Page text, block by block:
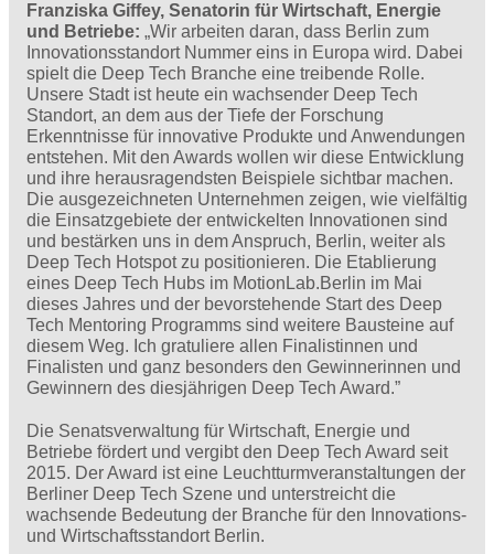
Franziska Giffey, Senatorin für Wirtschaft, Energie
und Betriebe: „Wir arbeiten daran, dass Berlin zum
Innovationsstandort Nummer eins in Europa wird. Dabei
spielt die Deep Tech Branche eine treibende Rolle.
Unsere Stadt ist heute ein wachsender Deep Tech
Standort, an dem aus der Tiefe der Forschung
Erkenntnisse für innovative Produkte und Anwendungen
entstehen. Mit den Awards wollen wir diese Entwicklung
und ihre herausragendsten Beispiele sichtbar machen.
Die ausgezeichneten Unternehmen zeigen, wie vielfältig
die Einsatzgebiete der entwickelten Innovationen sind
und bestärken uns in dem Anspruch, Berlin, weiter als
Deep Tech Hotspot zu positionieren. Die Etablierung
eines Deep Tech Hubs im MotionLab.Berlin im Mai
dieses Jahres und der bevorstehende Start des Deep
Tech Mentoring Programms sind weitere Bausteine auf
diesem Weg. Ich gratuliere allen Finalistinnen und
Finalisten und ganz besonders den Gewinnerinnen und
Gewinnern des diesjährigen Deep Tech Award.”
Die Senatsverwaltung für Wirtschaft, Energie und
Betriebe fördert und vergibt den Deep Tech Award seit
2015. Der Award ist eine Leuchtturmveranstaltungen der
Berliner Deep Tech Szene und unterstreicht die
wachsende Bedeutung der Branche für den Innovations-
und Wirtschaftsstandort Berlin.